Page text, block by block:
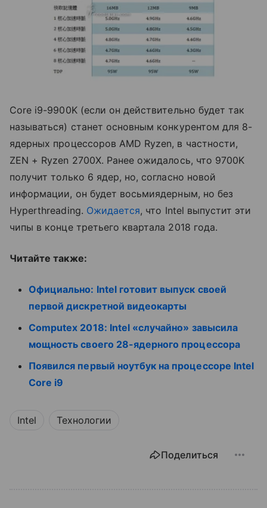
Core i9-9900K (если он действительно будет так
называться) станет основным конкурентом для 8-
ядерных процессоров AMD Ryzen, в частности,
ZEN + Ryzen 2700X. Ранее ожидалось, что 9700K
получит только 6 ядер, но, согласно новой
информации, он будет восьмиядерным, но без
Hyperthreading. Ожидается, что Intel выпустит эти
чипы в конце третьего квартала 2018 года.
Читайте также:
Официально: Intel готовит выпуск своей
первой дискретной видеокарты
Computex 2018: Intel «случайно» завысила
мощность своего 28-ядерного процессора
Появился первый ноутбук на процессоре Intel
Core i9
Intel Технологии
Поделиться